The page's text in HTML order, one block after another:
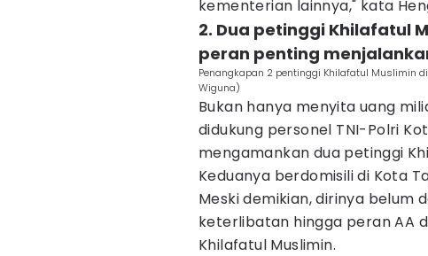
kementerian lainnya," kata
2. Dua petinggi Khilafatul
peran penting
Penangkapan 2 pentinggi Khilafatul Muslimin
Wiguna)
Bukan hanya menyita uang
didukung personel TNI-Polri
mengamankan dua petinggi
Keduanya berdomisili di Kota
Meski demikian, dirinya
keterlibatan hingga peran AA
Khilafatul Muslimin.